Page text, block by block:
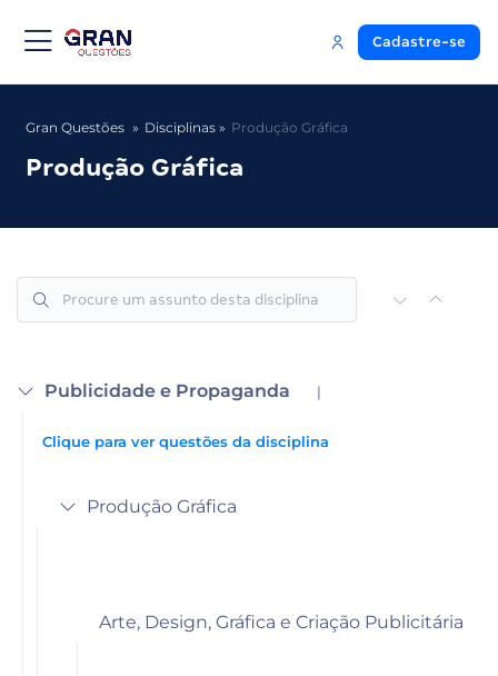
Cadastre-se
Gran Questões Disciplinas Produção Gráfica
Produção Gráfica
Publicidade e Propaganda |
Clique para ver questões da disciplina
Produção Gráfica
Arte, Design, Gráfica e Criação Publicitária